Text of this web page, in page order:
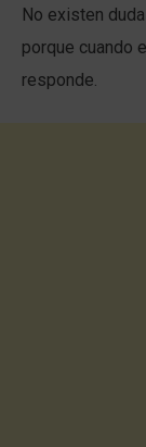
No existen
porque cuando
responde.